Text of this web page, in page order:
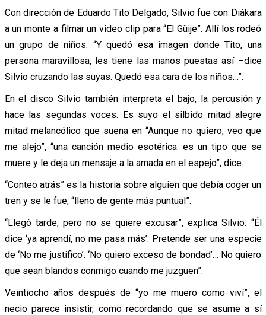
Con dirección de Eduardo Tito Delgado, Silvio fue con Diákara
a un monte a filmar un video clip para “El Güije”. Allí los rodeó
un grupo de niños. “Y quedó esa imagen donde Tito, una
persona maravillosa, les tiene las manos puestas así –dice
Silvio cruzando las suyas. Quedó esa cara de los niños…”.
En el disco Silvio también interpreta el bajo, la percusión y
hace las segundas voces. Es suyo el silbido mitad alegre
mitad melancólico que suena en “Aunque no quiero, veo que
me alejo”, “una canción medio esotérica: es un tipo que se
muere y le deja un mensaje a la amada en el espejo”, dice.
“Conteo atrás” es la historia sobre alguien que debía coger un
tren y se le fue, “lleno de gente más puntual”.
“Llegó tarde, pero no se quiere excusar”, explica Silvio. “Él
dice ‘ya aprendí, no me pasa más’. Pretende ser una especie
de ‘No me justifico’. ‘No quiero exceso de bondad’… No quiero
que sean blandos conmigo cuando me juzguen”.
Veintiocho años después de “yo me muero como viví”, el
necio parece insistir, como recordando que se asume a sí